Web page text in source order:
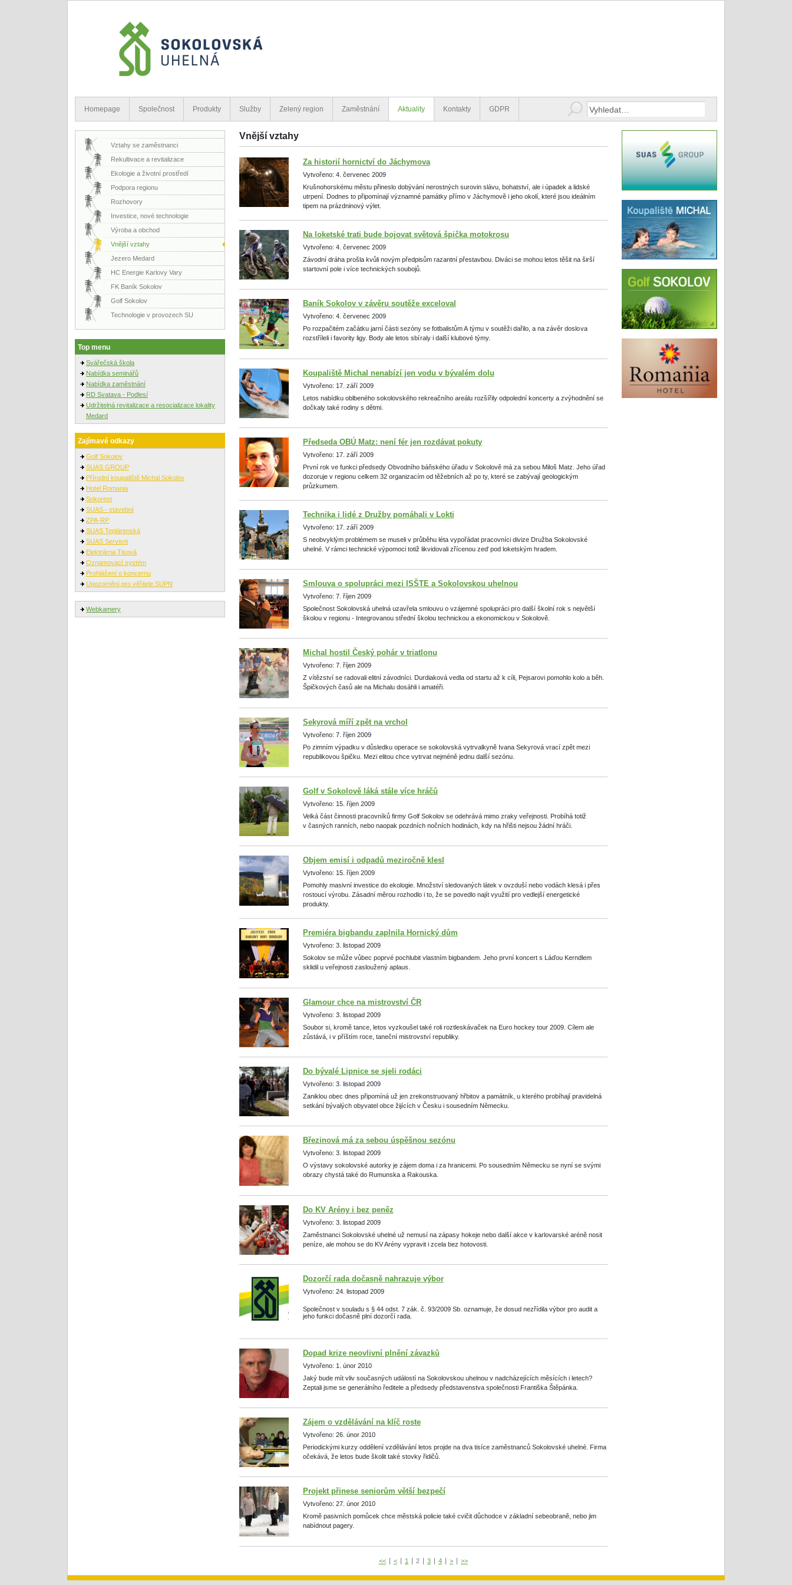
Homepage Společnost Produkty Služby Zelený region Zaměstnání Aktuality Kontakty GDPR
Vztahy se zaměstnanci
Rekultivace a revitalizace
Ekologie a životní prostředí
Podpora regionu
Rozhovory
Investice, nové technologie
Výroba a obchod
Vnější vztahy
Jezero Medard
HC Energie Karlovy Vary
FK Baník Sokolov
Golf Sokolov
Technologie v provozech SU
Top menu
Svářečská škola
Nabídka seminářů
Nabídka zaměstnání
RD Svatava - Podlesí
Udržitelná revitalizace a resocializace lokality
Medard
Zajímavé odkazy
Golf Sokolov
SUAS GROUP
Přírodní koupaliště Michal Sokolov
Hotel Romania
Sokorest
SUAS - stavební
ZPA-RP
SUAS Teplárenská
SUAS Servisni
Elektrárna Tisová
Oznamovací systém
Prohlášení o koncernu
Upozornění pro věřitele SUPN
Webkamery
Vnější vztahy
Za historií hornictví do Jáchymova
Vytvořeno: 4. červenec 2009
Krušnohorskému městu přineslo dobývání nerostných surovin slávu, bohatství, ale i úpadek a lidské
utrpení. Dodnes to připomínají významné památky přímo v Jáchymově i jeho okolí, které jsou ideálním
tipem na prázdninový výlet.
Na loketské trati bude bojovat světová špička motokrosu
Vytvořeno: 4. červenec 2009
Závodní dráha prošla kvůli novým předpisům razantní přestavbou. Diváci se mohou letos těšit na širší
startovní pole i více technických soubojů.
Baník Sokolov v závěru soutěže exceloval
Vytvořeno: 4. červenec 2009
Po rozpačitém začátku jarní části sezóny se fotbalistům A týmu v soutěži dařilo, a na závěr doslo va
rozstříleli i favority ligy. Body ale letos sbí raly i další klubové týmy.
Koupaliště Michal nenabízí jen vodu v bývalém dolu
Vytvořeno: 17. září 2009
Letos nabídku oblbeného sokolovského rekreačního areálu rozšířily odpolední koncerty a zvýhodnění se
dočkaly také rodiny s dětmi.
Předseda OBÚ Matz: není fér jen rozdávat pokuty
Vytvořeno: 17. září 2009
První rok ve funkci předsedy Obvodního báňského úřadu v Sokolově má za sebou Miloš Matz. Jeho úřad
dozoruje v regionu celkem 32 organizacím od těžebních až po ty, které se zabývají geologickým
průzkumem.
Technika i lidé z Družby pomáhali v Lokti
Vytvořeno: 17. září 2009
S neobvyklým problémem se museli v průběhu léta vypořádat pracovníci divize Družba Sokolovské
uhelné. V rámci technické výpomoci totiž likvidovali zřícenou zeď pod loketským hradem.
Smlouva o spolupráci mezi ISŠTE a Sokolovskou uhelnou
Vytvořeno: 7. říjen 2009
Společnost Sokolovská uhelná uzavřela smlouvu o vzájemné spolupráci pro další školní rok s největší
školou v regionu - Integrovanou střední školou technickou a ekonomickou v Sokolově.
Michal hostil Český pohár v triatlonu
Vytvořeno: 7. říjen 2009
Z vítězství se radovali elitní závodníci. Durdiaková vedla od startu až k cíli, Pejsarovi pomohlo kolo a běh.
Špičkových časů ale na Michalu dosáhli i amatéři.
Sekyrová míří zpět na vrchol
Vytvořeno: 7. říjen 2009
Po zimním výpadku v důsledku operace se sokolovská vytrvalkyně Ivana Sekyrová vrací zpět mezi
republikovou špičku. Mezi elitou chce vytrvat nejméně jednu další sezónu.
Golf v Sokolově láká stále více hráčů
Vytvořeno: 15. říjen 2009
Velká část činnosti pracovníků firmy Golf Sokolov se odehrává mimo zraky veřejnosti. Probíhá totiž
v časných ranních, nebo naopak pozdních nočních hodinách, kdy na hřišti nejsou žádní hráči.
Objem emisí i odpadů meziročně klesl
Vytvořeno: 15. říjen 2009
Pomohly masivní investice do ekologie. Množství sledovaných látek v ovzduší nebo vodách klesá i přes
rostoucí výrobu. Zásadní měrou rozhodlo i to, že se povedlo najít využití pro vedlejší energetické
produkty.
Premiéra bigbandu zaplnila Hornický dům
Vytvořeno: 3. listopad 2009
Sokolov se může vůbec poprvé pochlubit vlastním bigbandem. Jeho první koncert s Láďou Kerndlem
sklidil u veřejnosti zasloužený aplaus.
Glamour chce na mistrovství ČR
Vytvořeno: 3. listopad 2009
Soubor si, kromě tance, letos vyzkoušel také roli roztleskávaček na Euro hockey tour 2009. Cílem ale
zůstává, i v příštím roce, taneční mistrovství republiky.
Do bývalé Lipnice se sjeli rodáci
Vytvořeno: 3. listopad 2009
Zaniklou obec dnes připomíná už jen zrekonstruovaný hřbitov a památník, u kterého probíhají pravidelná
setkání bývalých obyvatel obce žijících v Česku i sousedním Německu.
Březinová má za sebou úspěšnou sezónu
Vytvořeno: 3. listopad 2009
O výstavy sokolovské autorky je zájem doma i za hranicemi. Po sousedním Německu se nyní se svými
obrazy chystá také do Rumunska a Rakouska.
Do KV Arény i bez peněz
Vytvořeno: 3. listopad 2009
Zaměstnanci Sokolovské uhelné už nemusí na zápasy hokeje nebo další akce v karlovarské aréně nosit
peníze, ale mohou se do KV Arény vypravit i zcela bez hotovosti.
Dozorčí rada dočasně nahrazuje výbor
Vytvořeno: 24. listopad 2009
Společnost v souladu s § 44 odst. 7 zák. č. 93/2009 Sb. oznamuje, že dosud nezřídila výbor pro audit a
jeho funkci dočasně plní dozorčí rada.
Dopad krize neovlivní plnění závazků
Vytvořeno: 1. únor 2010
Jaký bude mít vliv současných událostí na Sokolovskou uhelnou v nadcházejících měsících i letech?
Zeptali jsme se generálního ředitele a předsedy představenstva společnosti Františka Štěpánka.
Zájem o vzdělávání na klíč roste
Vytvořeno: 26. únor 2010
Periodickými kurzy oddělení vzdělávání letos projde na dva tisíce zaměstnanců Sokolovské uhelné. Firma
očekává, že letos bude školit také stovky řidičů.
Projekt přinese seniorům větší bezpečí
Vytvořeno: 27. únor 2010
Kromě pasivních pomůcek chce městská policie také cvičit důchodce v základní sebeobraně, nebo jim
nabídnout pagery.
<< < 1 2 3 4 > >>